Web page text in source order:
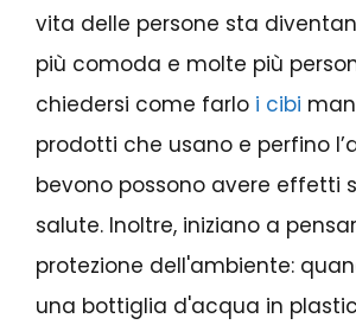
vita delle persone sta
più comoda e molte più
chiedersi come farlo i cibi
prodotti che usano e perfino
bevono possono avere effetti
salute. Inoltre, iniziano a
protezione dell'ambiente:
una bottiglia d'acqua in